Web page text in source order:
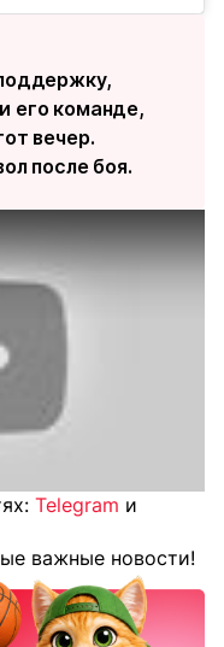
его команде,
вечер.
после боя.
видео YouTube
Telegram и
важные новости!